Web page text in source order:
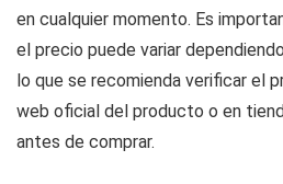
en cualquier momento. Es
el precio puede variar
lo que se recomienda verificar el
web oficial del producto o en
antes de comprar.